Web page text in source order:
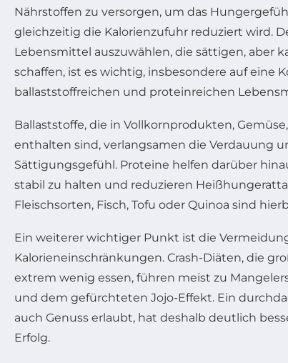
Nährstoffen zu versorgen, um das
gleichzeitig die Kalorienzufuhr reduziert wird.
Lebensmittel auszuwählen, die sättigen, aber
schaffen, ist es wichtig, insbesondere auf eine
ballaststoffreichen und proteinreichen
Ballaststoffe, die in Vollkornprodukten,
enthalten sind, verlangsamen die Verdauung
Sättigungsgefühl. Proteine helfen darüber
stabil zu halten und reduzieren
Fleischsorten, Fisch, Tofu oder Quinoa sind
Ein weiterer wichtiger Punkt ist die
Kalorieneinschränkungen. Crash-Diäten, die
extrem wenig essen, führen meist zu
und dem gefürchteten Jojo-Effekt. Ein
auch Genuss erlaubt, hat deshalb deutlich
Erfolg.